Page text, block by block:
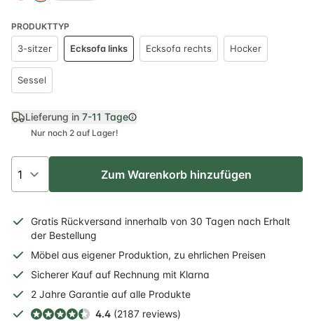
PRODUKTTYP
3-sitzer Ecksofa links Ecksofa rechts Hocker
Sessel
Lieferung in 7-11 Tage
Nur noch 2 auf Lager!
Zum Warenkorb hinzufügen
Gratis Rückversand innerhalb von 30 Tagen nach Erhalt
der Bestellung
Möbel aus eigener Produktion, zu ehrlichen Preisen
Sicherer Kauf auf Rechnung mit Klarna
2 Jahre Garantie auf alle Produkte
4.4 (2187 reviews)